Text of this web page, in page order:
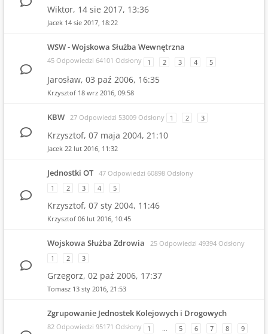
Wiktor, 14 sie 2017, 13:36
Jacek 14 sie 2017, 18:22
WSW - Wojskowa Służba Wewnętrzna
45 Odpowiedzi 64101 Odsłony 1 2 3 4 5
Jarosław, 03 paź 2006, 16:35
Krzysztof 18 wrz 2016, 09:58
KBW 27 Odpowiedzi 53009 Odsłony 1 2 3
Krzysztof, 07 maja 2004, 21:10
Jacek 22 lut 2016, 11:32
Jednostki OT 47 Odpowiedzi 60898 Odsłony
1
2 3 4 5
Krzysztof, 07 sty 2004, 11:46
Krzysztof 06 lut 2016, 10:45
Wojskowa Służba Zdrowia
25 Odpowiedzi 49394 Odsłony
1
2 3
Grzegorz, 02 paź 2006, 17:37
Tomasz 13 sty 2016, 21:53
Zgrupowanie Jednostek Kolejowych i Drogowych
82 Odpowiedzi 95171 Odsłony 1 … 5 6 7 8 9